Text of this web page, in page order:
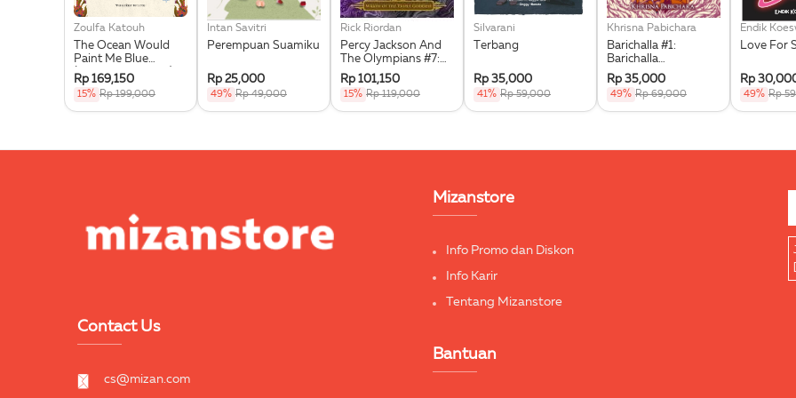
Zoulfa Katouh
The Ocean Would
Paint Me Blue
(Illustration Edges) -
Exclusive Pre Order +
Acrylic Bookmark,
Pouch & Sticker Set
Rp 169,150
15% Rp 199,000
Intan Savitri
Perempuan Suamiku
Rp 25,000
49% Rp 49,000
Rick Riordan
Percy Jackson And
The Olympians #7:
Wrath Of The Triple
Goddess
Rp 101,150
15% Rp 119,000
Silvarani
Terbang
Rp 35,000
41% Rp 59,000
Khrisna Pabichara
Barichalla #1:
Barichalla
Penunggang Kuda
Terbang
Rp 35,000
49% Rp 69,000
Endik
Love For
Rp
49% Rp
Contact Us
cs@mizan.com
Mizanstore
Info Promo dan Diskon
Info Karir
Tentang Mizanstore
Bantuan